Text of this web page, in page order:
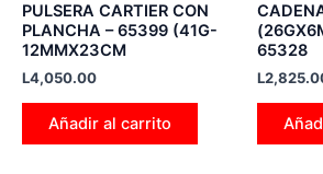
PULSERA CARTIER CON
PLANCHA – 65399 (41G-
12MMX23CM
L4,050.00
Añadir al carrito
65328
L